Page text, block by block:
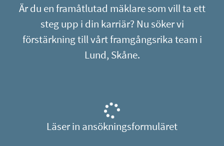
Är du en framåtlutad mäklare som vill ta ett
steg upp i din karriär? Nu söker vi
förstärkning till vårt framgångsrika team i
Lund, Skåne.
Läser in ansökningsformuläret